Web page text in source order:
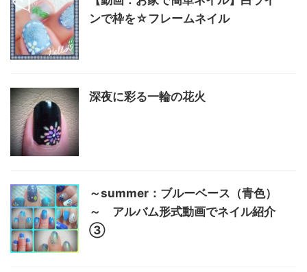
ンで枠を☆フレームネイル
深夜に彩る一輪の花火
～summer：ブルーベース（青色）
～ アルバム形式動画でネイル紹介
③